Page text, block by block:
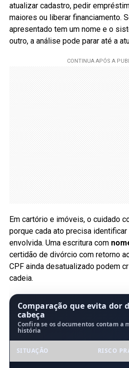
atualizar cadastro, pedir
maiores ou liberar financiamento.
apresentado tem um nome e o
outro, a análise pode parar até a
Em cartório e imóveis, o cuidado
porque cada ato precisa
envolvida. Uma escritura com
certidão de divórcio com retorno
CPF ainda desatualizado podem
cadeia.
Comparação que evita dor
cabeça
Confira se os documentos contam a
história
SITUAÇÃO RISCO